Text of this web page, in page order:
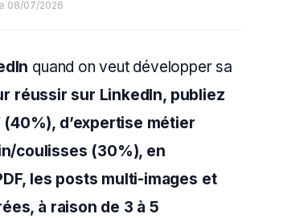
08/07/2026
quand on veut développer sa
réussir sur LinkedIn, publiez
d’expertise métier
coulisses (30%), en
les posts multi-images et
à raison de 3 à 5